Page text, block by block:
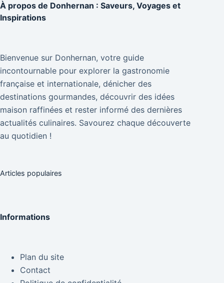
À propos de Donhernan : Saveurs, Voyages et
Inspirations
Bienvenue sur Donhernan, votre guide
incontournable pour explorer la gastronomie
française et internationale, dénicher des
destinations gourmandes, découvrir des idées
maison raffinées et rester informé des dernières
actualités culinaires. Savourez chaque découverte
au quotidien !
Articles populaires
Informations
Plan du site
Contact